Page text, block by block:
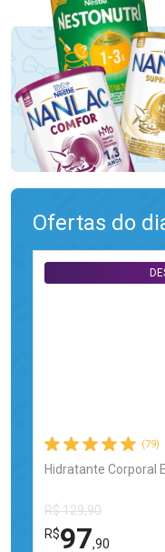
Ofertas do
(79)
Hidratante Corporal
R$ 129,90
R$97,90